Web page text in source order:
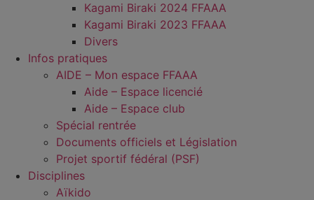
Kagami Biraki 2024 FFAAA
Kagami Biraki 2023 FFAAA
Divers
Infos pratiques
AIDE – Mon espace FFAAA
Aide – Espace licencié
Aide – Espace club
Spécial rentrée
Documents officiels et Législation
Projet sportif fédéral (PSF)
Disciplines
Aïkido